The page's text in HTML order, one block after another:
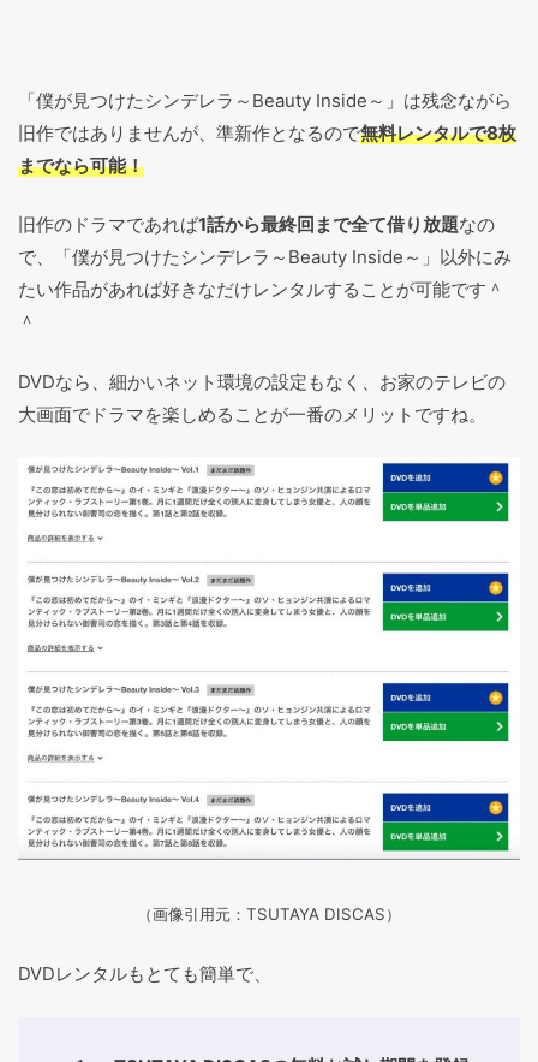
「僕が見つけたシンデレラ～Beauty Inside～」は残念ながら
旧作ではありませんが、準新作となるので無料レンタルで8枚
までなら可能！
旧作のドラマであれば1話から最終回まで全て借り放題なの
で、「僕が見つけたシンデレラ～Beauty Inside～」以外にみ
たい作品があれば好きなだけレンタルすることが可能です＾
＾
DVDなら、細かいネット環境の設定もなく、お家のテレビの
大画面でドラマを楽しめることが一番のメリットですね。
（画像引用元：TSUTAYA DISCAS）
DVDレンタルもとても簡単で、